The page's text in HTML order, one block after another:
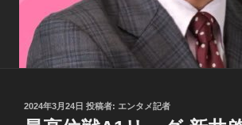
投
稿
2024年3月24日 投稿者: エンタメ記者